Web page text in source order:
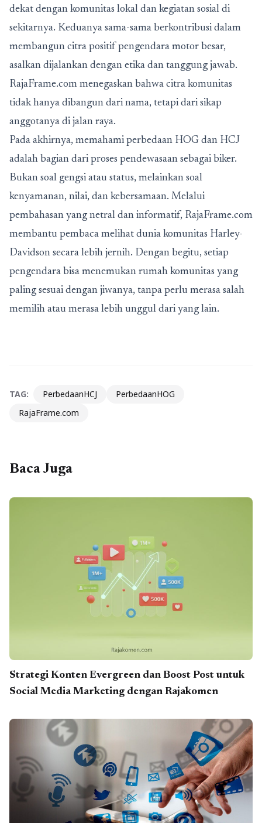
dekat dengan komunitas lokal dan kegiatan sosial di
sekitarnya. Keduanya sama-sama berkontribusi dalam
membangun citra positif pengendara motor besar,
asalkan dijalankan dengan etika dan tanggung jawab.
RajaFrame.com menegaskan bahwa citra komunitas
tidak hanya dibangun dari nama, tetapi dari sikap
anggotanya di jalan raya.
Pada akhirnya, memahami perbedaan HOG dan HCJ
adalah bagian dari proses pendewasaan sebagai biker.
Bukan soal gengsi atau status, melainkan soal
kenyamanan, nilai, dan kebersamaan. Melalui
pembahasan yang netral dan informatif, RajaFrame.com
membantu pembaca melihat dunia komunitas Harley-
Davidson secara lebih jernih. Dengan begitu, setiap
pengendara bisa menemukan rumah komunitas yang
paling sesuai dengan jiwanya, tanpa perlu merasa salah
memilih atau merasa lebih unggul dari yang lain.
TAG: PerbedaanHCJ
PerbedaanHOG
RajaFrame.com
Baca Juga
Strategi Konten Evergreen dan Boost Post untuk
Social Media Marketing dengan Rajakomen